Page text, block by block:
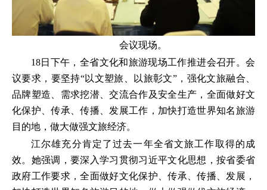
会议现场。
18日下午，全省文化和旅游现场工作推进会召开。会
议要求，要坚持“以文塑旅、以旅彰文”，强化文旅融合、
品牌塑造、需求挖潜、交流合作及安全生产，全面做好文
化保护、传承、传播、发展工作，加快打造世界知名旅游
目的地，做大做强文旅经济。
江尔雄充分肯定了过去一年全省文旅工作取得的成
效。她强调，要深入学习贯彻习近平文化思想，按省委省
政府工作要求，全面做好文化保护、传承、传播、发展，